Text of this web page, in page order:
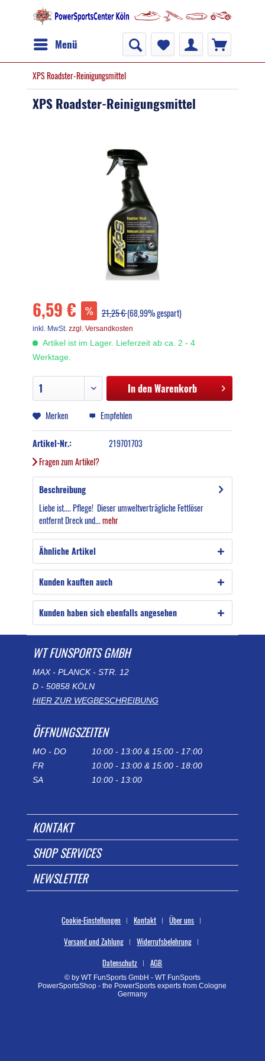
Menü
XPS Roadster-Reinigungsmittel
XPS Roadster-Reinigungsmittel
6,59 € 21,25 €(68,99% gespart)
inkl. MwSt. zzgl. Versandkosten
Artikel ist im Lager. Lieferzeit ab ca. 2 - 4
Werktage.
In denWarenkorb
Merken Empfehlen
Artikel-Nr.:
219701703
Fragen zum Artikel?
Beschreibung
Liebe ist.... Pflege! Dieser umweltverträgliche Fettlöser
entfernt Dreck und...mehr
Ähnliche Artikel
Kunden kauften auch
Kunden haben sich ebenfalls angesehen
WT FUNSPORTS GMBH
MAX - PLANCK - STR. 12
D - 50858 KÖLN
HIER ZUR WEGBESCHREIBUNG
ÖFFNUNGSZEITEN
MO - DO
10:00 - 13:00 & 15:00 - 17:00
FR
10:00 - 13:00 & 15:00 - 18:00
SA
10:00 - 13:00
KONTAKT
SHOP SERVICES
NEWSLETTER
Cookie-Einstellungen Kontakt
Über uns
Versand und Zahlung
Widerrufsbelehrung
Datenschutz
AGB
© by WT FunSports GmbH - WT FunSports
PowerSportsShop - the PowerSports experts from Cologne
Germany